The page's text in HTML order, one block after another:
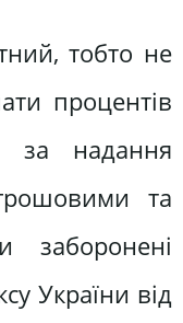
тобто не
процентів
за надання
та
заборонені
України від